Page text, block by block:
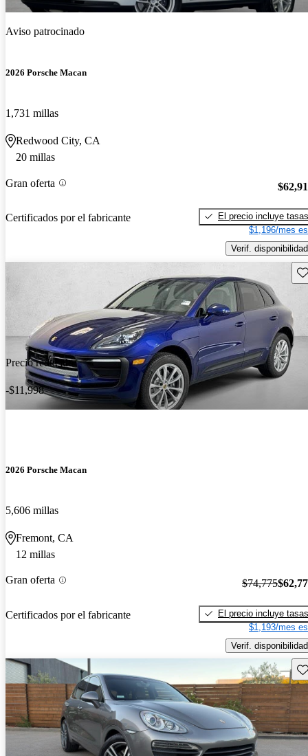
Aviso patrocinado
2026 Porsche Macan
1,731 millas
Redwood City, CA
20 millas
Gran oferta
Certificados por el fabricante
El precio incluye tasas
$1,196/mes
Verif. disponibilidad
Precio reducido
-$11,998
2026 Porsche Macan
5,606 millas
Fremont, CA
12 millas
Gran oferta
Certificados por el fabricante
$74,775
El precio incluye tasas
$1,193/mes
Verif. disponibilidad